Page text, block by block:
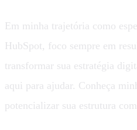
Em minha trajetória como
HubSpot, foco sempre em
transformar sua estratégia
aqui para ajudar. Conheça
potencializar sua estrutura